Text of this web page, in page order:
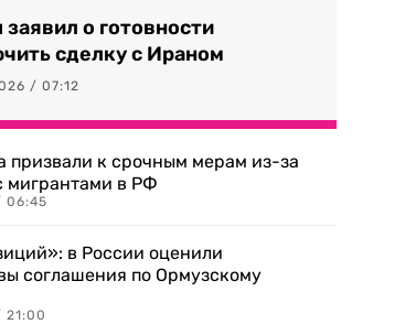
о готовности
сделку с Ираном
/ 07:12
призвали к срочным мерам из-за
мигрантами в РФ
06:45
в России оценили
соглашения по Ормузскому